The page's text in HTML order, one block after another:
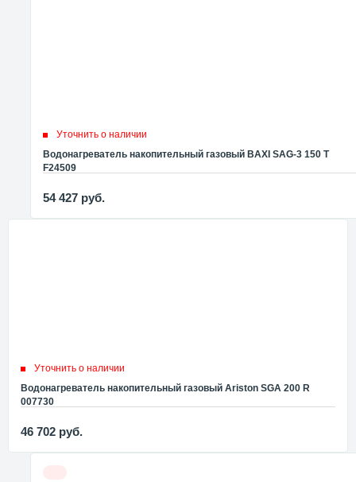
Уточнить о наличии
Водонагреватель накопительный газовый BAXI SAG-3 150 T
F24509
54 427 руб.
Уточнить о наличии
Водонагреватель накопительный газовый Ariston SGA 200 R
007730
46 702 руб.